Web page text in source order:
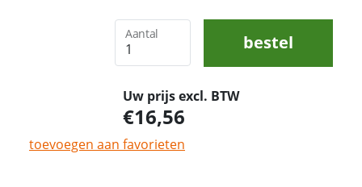
Aantal bestel
Uw prijs excl. BTW
16,56
toevoegen aan favorieten